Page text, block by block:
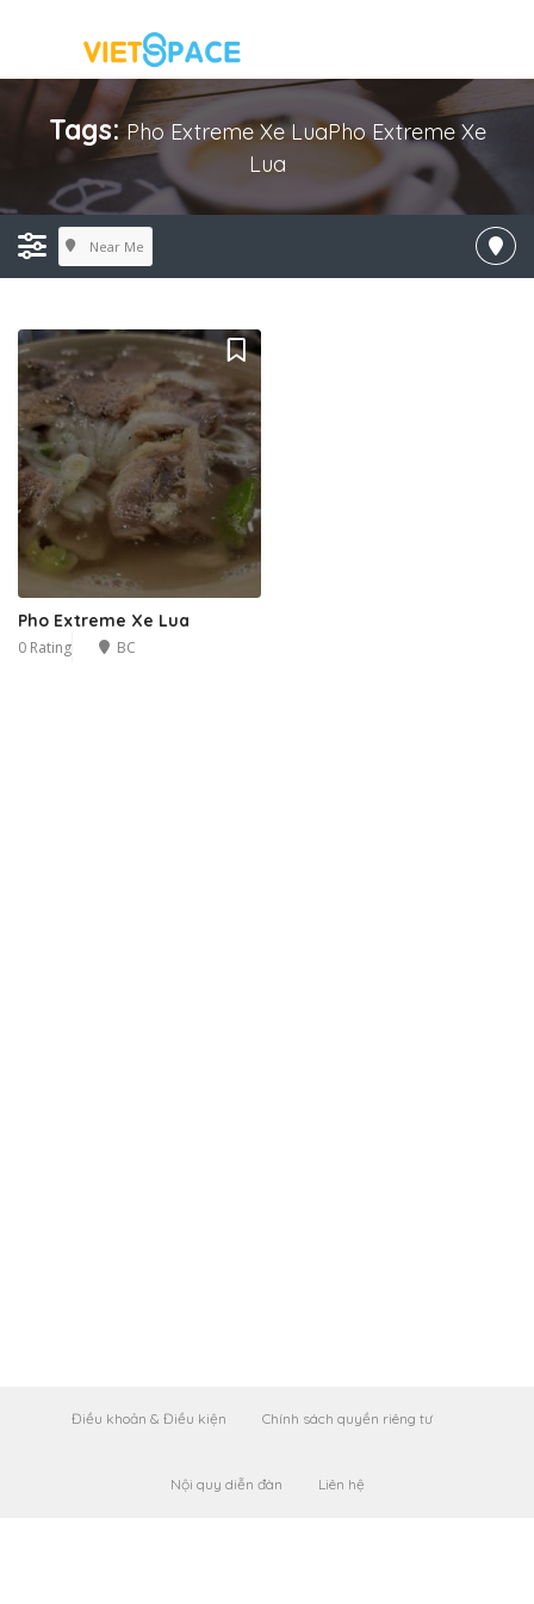
Tags:Pho Extreme Xe LuaPho Extreme Xe
Lua
Near Me
Pho Extreme Xe Lua
0 Rating BC
Điều khoản & Điều kiện Chính sách quyền riêng tư
Nội quy diễn đàn Liên hệ